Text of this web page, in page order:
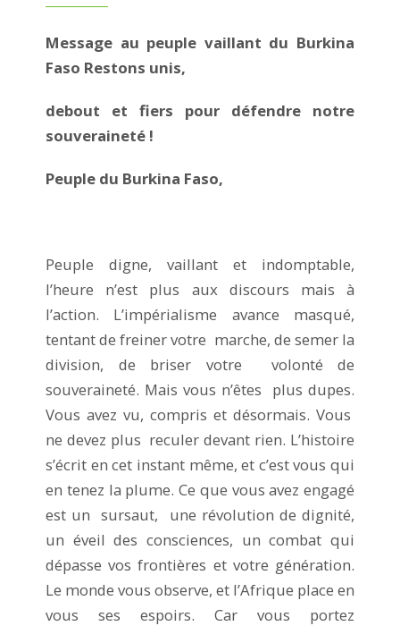
Message au peuple vaillant du Burkina
Faso Restons unis,
debout et fiers pour défendre notre
souveraineté !
Peuple du Burkina Faso,
Peuple digne, vaillant et indomptable,
l’heure n’est plus aux discours mais à
l’action. L’impérialisme avance masqué,
tentant de freiner votre marche, de semer la
division, de briser votre volonté de
souveraineté. Mais vous n’êtes plus dupes.
Vous avez vu, compris et désormais. Vous
ne devez plus reculer devant rien. L’histoire
s’écrit en cet instant même, et c’est vous qui
en tenez la plume. Ce que vous avez engagé
est un sursaut, une révolution de dignité,
un éveil des consciences, un combat qui
dépasse vos frontières et votre génération.
Le monde vous observe, et l’Afrique place en
vous ses espoirs. Car vous portez